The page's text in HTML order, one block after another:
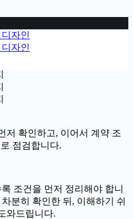
저 확인하고, 이어서 계약 조
점검합니다.
조건을 먼저 정리해야 합니
분히 확인한 뒤, 이해하기 쉬
와드립니다.